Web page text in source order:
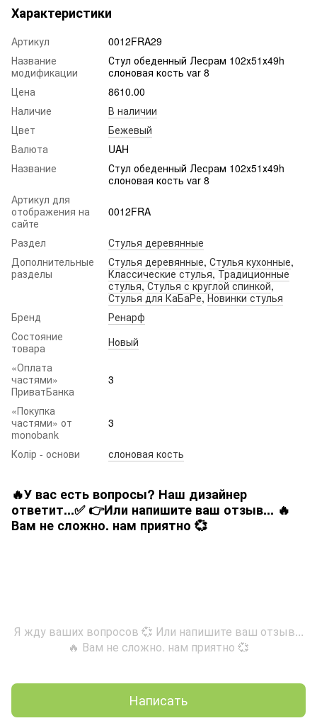
Характеристики
Артикул
0012FRA29
Название
модификации
Стул обеденный Лесрам 102х51х49h
слоновая кость var 8
Цена
8610.00
Наличие
В наличии
Цвет
Бежевый
Валюта
UAH
Название
Стул обеденный Лесрам 102х51х49h
слоновая кость var 8
Артикул для
отображения на
сайте
0012FRA
Раздел
Стулья деревянные
Дополнительные
разделы
Стулья деревянные, Стулья кухонные,
Классические стулья,Традиционные
стулья,Стулья с круглой спинкой,
Стулья для КаБаРе,Новинки стулья
Бренд
Ренарф
Состояние
товара
Новый
«Оплата
частями»
ПриватБанка
3
«Покупка
частями» от
monobank
3
Колір - основи слоновая кость
🔥У вас есть вопросы? Наш дизайнер
ответит...✅ 👉Или напишите ваш отзыв... 🔥
Вам не сложно. нам приятно 💞
Я жду ваших вопросов 💞 Или напишите ваш отзыв...
🔥 Вам не сложно. нам приятно 💞
Написать